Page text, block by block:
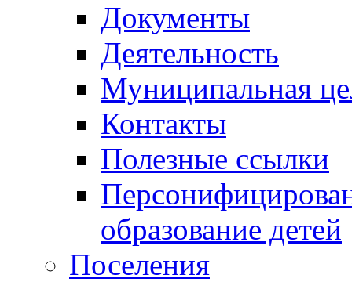
Документы
Деятельность
Муниципальная
Контакты
Полезные ссылки
образование детей
Поселения